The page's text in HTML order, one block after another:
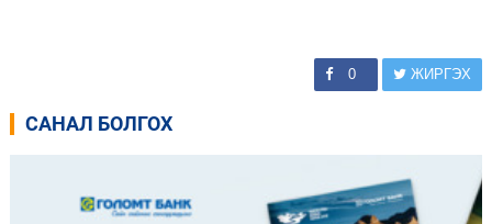
0 ЖИРГЭХ
САНАЛ БОЛГОХ